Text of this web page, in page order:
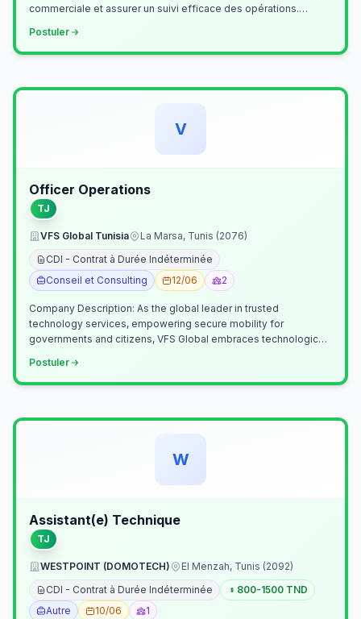
commerciale et assurer un suivi efficace des opérations.
Postuler
V
Officer Operations
TJ
VFS Global Tunisia
La Marsa, Tunis (2076)
CDI - Contrat à Durée Indéterminée
Conseil et Consulting
12/06 2
Company Description: As the global leader in trusted
technology services, empowering secure mobility for
governments and citizens, VFS Global embraces technological
Postuler
W
Assistant(e) Technique
TJ
WESTPOINT (DOMOTECH)
El Menzah, Tunis (2092)
CDI - Contrat à Durée Indéterminée
800-1500 TND
Autre
10/06 1